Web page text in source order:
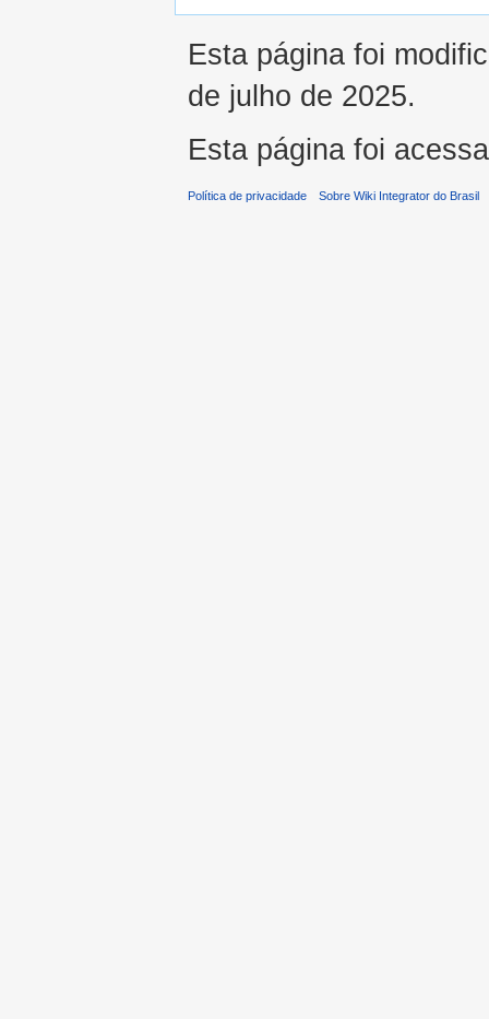
Esta página foi
de julho de 2025.
Esta página foi
Política de privacidade Sobre Wiki Integrator do Brasil